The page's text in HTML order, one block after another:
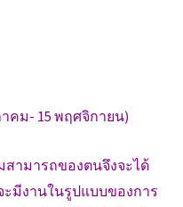
คม- 15 พฤศจิกายน)
ามารถของตนจึงจะได้
มีงานในรูปแบบของการ